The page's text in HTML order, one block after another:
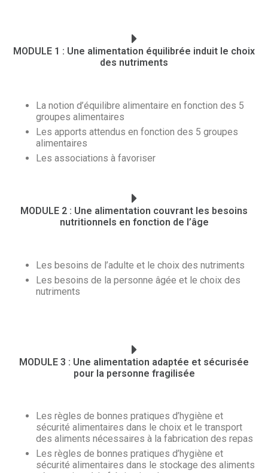
MODULE 1 : Une alimentation équilibrée induit le choix
des nutriments
La notion d’équilibre alimentaire en fonction des 5
groupes alimentaires
Les apports attendus en fonction des 5 groupes
alimentaires
Les associations à favoriser
MODULE 2 : Une alimentation couvrant les besoins
nutritionnels en fonction de l’âge
Les besoins de l’adulte et le choix des nutriments
Les besoins de la personne âgée et le choix des
nutriments
MODULE 3 : Une alimentation adaptée et sécurisée
pour la personne fragilisée
Les règles de bonnes pratiques d’hygiène et
sécurité alimentaires dans le choix et le transport
des aliments nécessaires à la fabrication des repas
Les règles de bonnes pratiques d’hygiène et
sécurité alimentaires dans le stockage des aliments